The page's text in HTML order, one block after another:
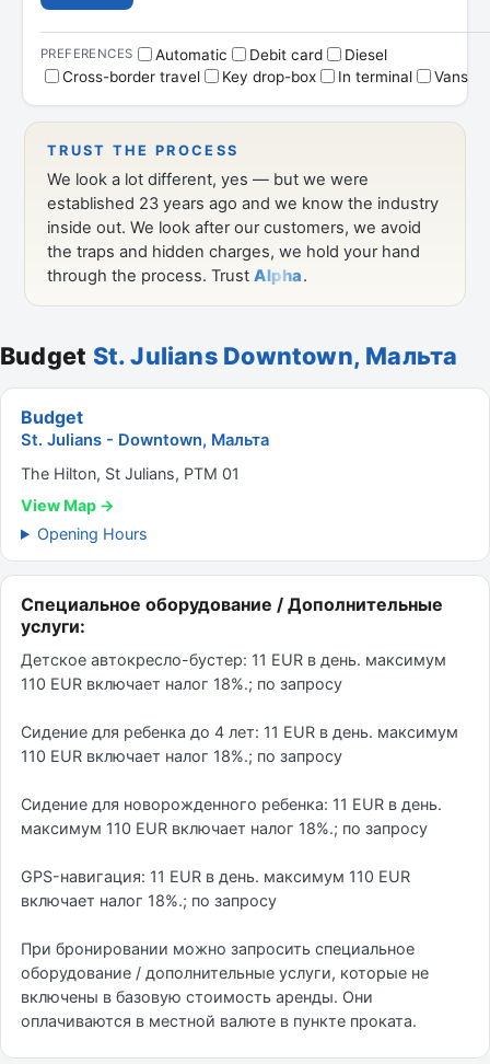
Budget St. Julians Downtown, Мальта
Budget
St. Julians - Downtown, Мальта
The Hilton, St Julians, PTM 01
View Map →
Opening Hours
Специальное оборудование / Дополнительные
услуги:
Детское автокресло-бустер: 11 EUR в день. максимум
110 EUR включает налог 18%.; по запросу
Сидение для ребенка до 4 лет: 11 EUR в день. максимум
110 EUR включает налог 18%.; по запросу
Сидение для новорожденного ребенка: 11 EUR в день.
максимум 110 EUR включает налог 18%.; по запросу
GPS-навигация: 11 EUR в день. максимум 110 EUR
включает налог 18%.; по запросу
При бронировании можно запросить специальное
оборудование / дополнительные услуги, которые не
включены в базовую стоимость аренды. Они
оплачиваются в местной валюте в пункте проката.